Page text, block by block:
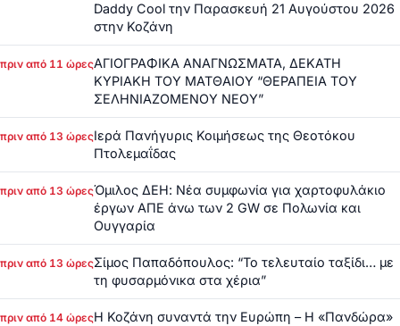
Daddy Cool την Παρασκευή 21 Αυγούστου 2026
στην Κοζάνη
πριν από 11 ώρεςΑΓΙΟΓΡΑΦΙΚΑ ΑΝΑΓΝΩΣΜΑΤΑ, ΔΕΚΑΤΗ
ΚΥΡΙΑΚΗ ΤΟΥ ΜΑΤΘΑΙΟΥ “ΘΕΡΑΠΕΙΑ ΤΟΥ
ΣΕΛΗΝΙΑΖΟΜΕΝΟΥ ΝΕΟΥ”
πριν από 13 ώρεςΙερά Πανήγυρις Κοιμήσεως της Θεοτόκου
Πτολεμαΐδας
πριν από 13 ώρεςΌμιλος ΔΕΗ: Νέα συμφωνία για χαρτοφυλάκιο
έργων ΑΠΕ άνω των 2 GW σε Πολωνία και
Ουγγαρία
πριν από 13 ώρεςΣίμος Παπαδόπουλος: “Το τελευταίο ταξίδι… με
τη φυσαρμόνικα στα χέρια”
πριν από 14 ώρεςΗ Κοζάνη συναντά την Ευρώπη – Η «Πανδώρα»